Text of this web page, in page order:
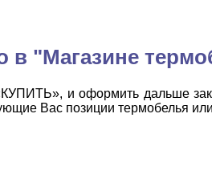
в "Магазине
и оформить дальше
Вас позиции термобелья